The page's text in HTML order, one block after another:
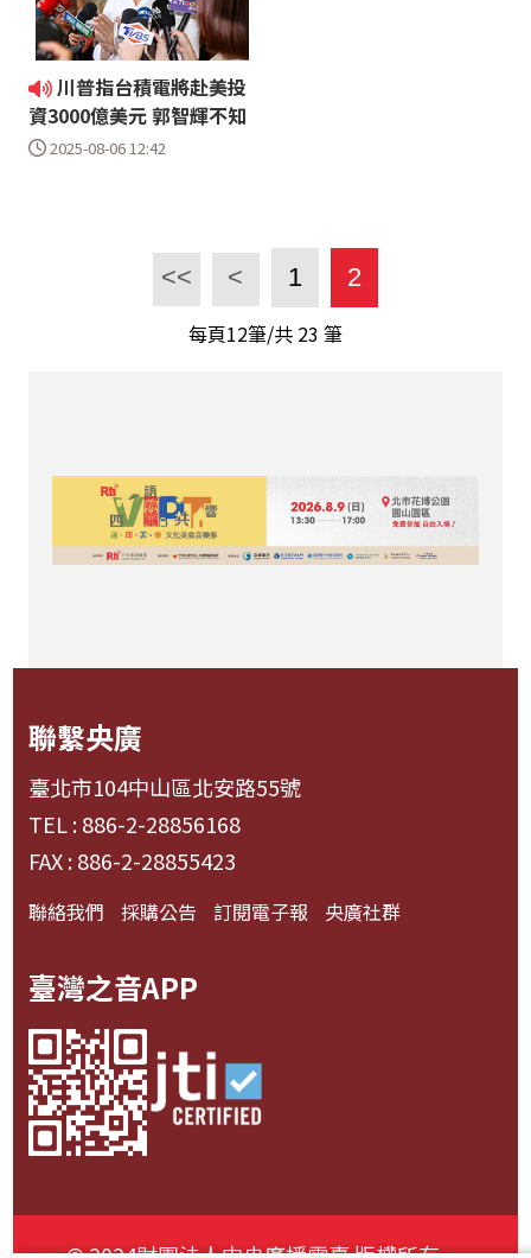
川普指台積電將赴美投
資3000億美元 郭智輝不知
2025-08-06 12:42
<< < 1 2
每頁12筆/共 23 筆
聯繫央廣
臺北市104中山區北安路55號
TEL : 886-2-28856168
FAX : 886-2-28855423
聯絡我們 採購公告 訂閱電子報 央廣社群
臺灣之音APP